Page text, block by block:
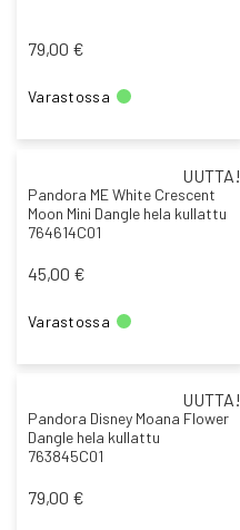
79,00 €
Varastossa
UUTTA!
Pandora ME White Crescent
Moon Mini Dangle hela kullattu
764614C01
45,00 €
Varastossa
UUTTA!
Pandora Disney Moana Flower
Dangle hela kullattu
763845C01
79,00 €